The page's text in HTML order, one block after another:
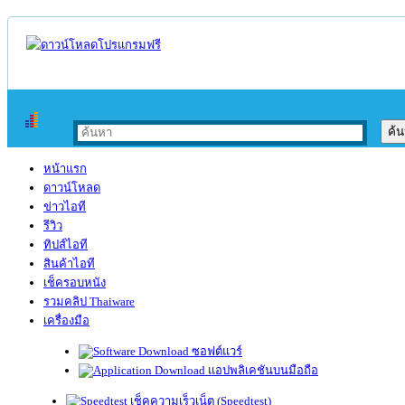
หน้าแรก
ดาวน์โหลด
ข่าวไอที
รีวิว
ทิปส์ไอที
สินค้าไอที
เช็ครอบหนัง
รวมคลิป Thaiware
เครื่องมือ
ซอฟต์แวร์
แอปพลิเคชันบนมือถือ
เช็คความเร็วเน็ต (Speedtest)